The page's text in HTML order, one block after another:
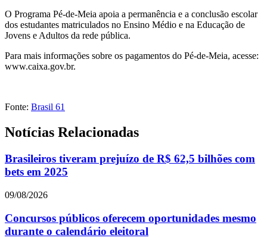
O Programa Pé-de-Meia apoia a permanência e a conclusão escolar
dos estudantes matriculados no Ensino Médio e na Educação de
Jovens e Adultos da rede pública.
Para mais informações sobre os pagamentos do Pé-de-Meia, acesse:
www.caixa.gov.br.
Fonte: Brasil 61
Notícias Relacionadas
Brasileiros tiveram prejuízo de R$ 62,5 bilhões com
bets em 2025
09/08/2026
Concursos públicos oferecem oportunidades mesmo
durante o calendário eleitoral